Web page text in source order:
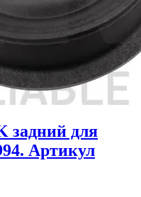
задний для
Артикул